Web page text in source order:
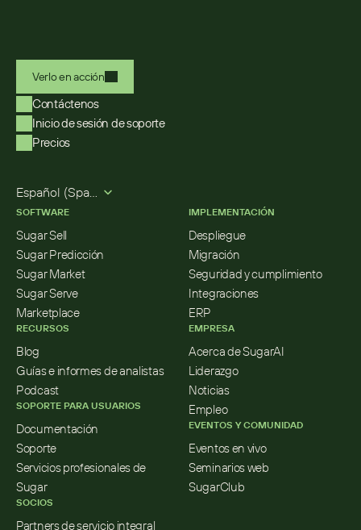
Verlo en acción
Contáctenos
Inicio de sesión de soporte
Precios
Español (Spanish)
SOFTWARE
Sugar Sell
Sugar Predicción
Sugar Market
Sugar Serve
Marketplace
RECURSOS
Blog
Guías e informes de analistas
Podcast
SOPORTE PARA USUARIOS
Documentación
Soporte
Servicios profesionales de
Sugar
SOCIOS
Partners de servicio integral
IMPLEMENTACIÓN
Despliegue
Migración
Seguridad y cumplimiento
Integraciones
ERP
EMPRESA
Acerca de SugarAI
Liderazgo
Noticias
Empleo
EVENTOS Y COMUNIDAD
Eventos en vivo
Seminarios web
SugarClub